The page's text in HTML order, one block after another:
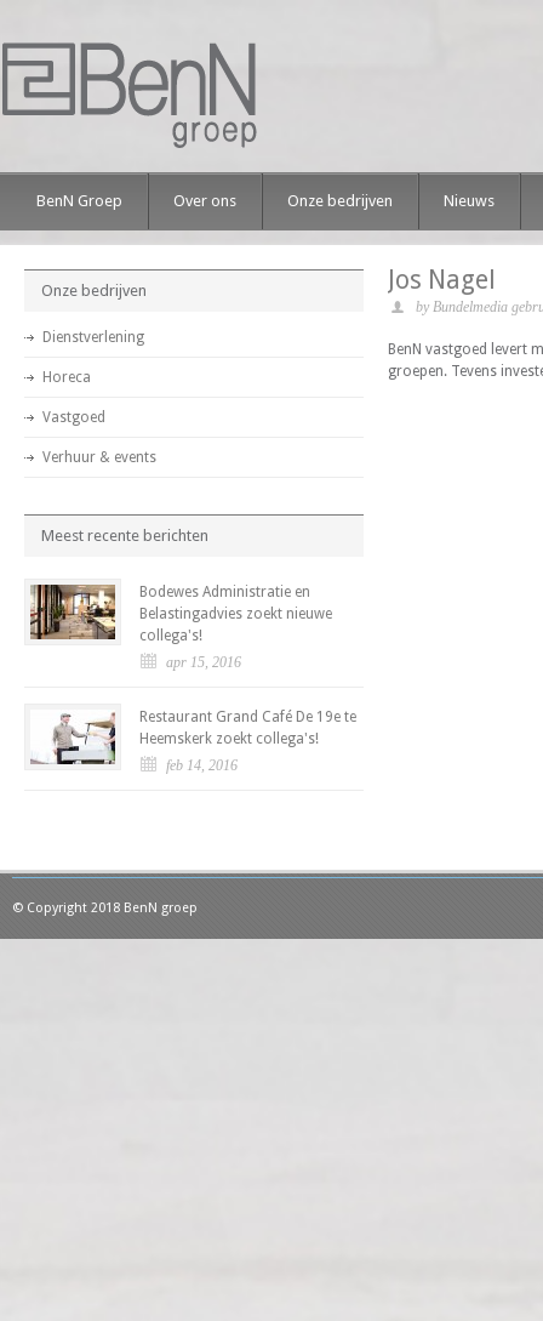
BenN Groep Over ons Onze bedrijven Nieuws
Jos Nagel
by Bundelmedia
BenN vastgoed levert
groepen. Tevens
Onze bedrijven
Dienstverlening
Horeca
Vastgoed
Verhuur & events
Meest recente berichten
Bodewes Administratie en
Belastingadvies zoekt nieuwe
collega's!
apr 15, 2016
Restaurant Grand Café De 19e te
Heemskerk zoekt collega's!
feb 14, 2016
© Copyright 2018 BenN groep